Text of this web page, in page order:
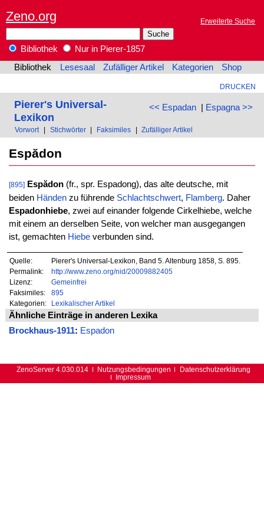
Zeno.org Erweiterte Suche
Bibliothek
Nur in Pierer-1857
Bibliothek
Lesesaal Zufälliger Artikel Kategorien Shop
DRUCKEN
<< Espadan| Espagna >>
Pierer's Universal-
Lexikon
Vorwort Stichwörter Faksimiles Zufälliger Artikel
Espădon
[895] Espădon(fr., spr. Espadong), das alte deutsche, mit
beiden Händenzu führende Schlachtschwert, Flamberg. Daher
Espadonhiebe, zwei auf einander folgende Cirkelhiebe, welche
mit einem an derselben Seite, von welcher man ausgegangen
ist, gemachten Hiebeverbunden sind.
Quelle:
Pierer's Universal-Lexikon, Band 5. Altenburg 1858, S. 895.
Permalink:
http://www.zeno.org/nid/20009882405
Lizenz:
Gemeinfrei
Faksimiles:
895
Kategorien:
Lexikalischer Artikel
Ähnliche Einträge in anderen Lexika
Brockhaus-1911: Espadon
ZenoServer 4.030.014 Nutzungsbedingungen
Datenschutzerklärung
Impressum